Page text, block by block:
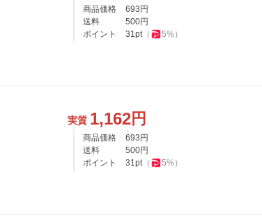
商品価格 693 円
送料
500円
ポイント
31pt（ 5%）
実質 1,162円
商品価格 693 円
送料
500円
ポイント
31pt（ 5%）